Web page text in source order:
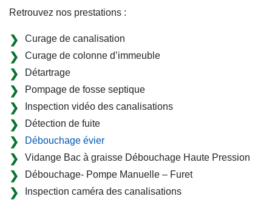
Retrouvez nos prestations :
Curage de canalisation
Curage de colonne d’immeuble
Détartrage
Pompage de fosse septique
Inspection vidéo des canalisations
Détection de fuite
Débouchage évier
Vidange Bac à graisse Débouchage Haute Pression
Débouchage- Pompe Manuelle – Furet
Inspection caméra des canalisations